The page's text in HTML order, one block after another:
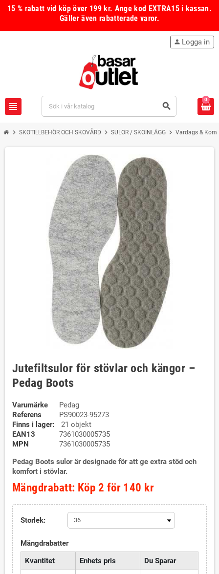
15 % rabatt vid köp över 199 kr. Ange kod EXTRA15i kassan.
Gäller även rabatterade varor.
view_headline search
person Logga in
0
chevron_right SKOTILLBEHÖR OCH SKOVÅRD chevron_right SULOR / SKOINLÄGG chevron_right Vardags &
Jutefiltsulor för stövlar och kängor –
Pedag Boots
Varumärke
Pedag
Referens
PS90023-95273
Finns i lager:
21 objekt
EAN13
7361030005735
MPN
7361030005735
Pedag Boots sulor är designade för att ge extra stöd och
komfort i stövlar.
Mängdrabatt: Köp 2 för 140 kr
Storlek:
Mängdrabatter
Kvantitet
Enhets pris Du Sparar